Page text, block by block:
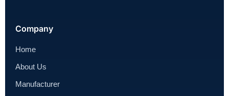
Company
Home
About Us
Manufacturer